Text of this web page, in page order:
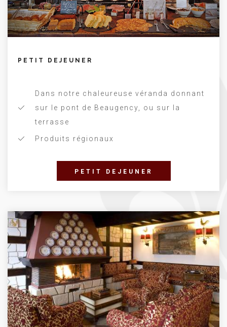
PETIT DEJEUNER
Dans notre chaleureuse véranda donnant
sur le pont de Beaugency, ou sur la
terrasse
Produits régionaux
PETIT DEJEUNER